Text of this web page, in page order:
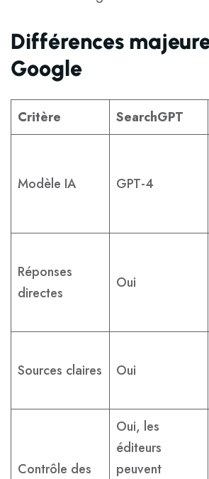
Différences
Google
Critère SearchGPT
Modèle IA GPT-4
Réponses
directes
Oui
Sources claires Oui
Contrôle des
Oui, les
éditeurs
peuvent